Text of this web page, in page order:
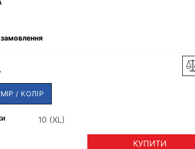
замовлення
/ КОЛІР
КУПИТИ